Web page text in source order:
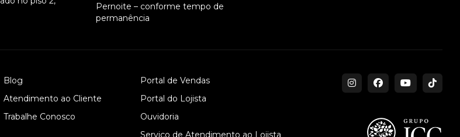
Pernoite – conforme tempo de
permanência
Blog
Atendimento ao Cliente
Trabalhe Conosco
Portal de Vendas
Portal do Lojista
Ouvidoria
Serviço de Atendimento ao Lojista